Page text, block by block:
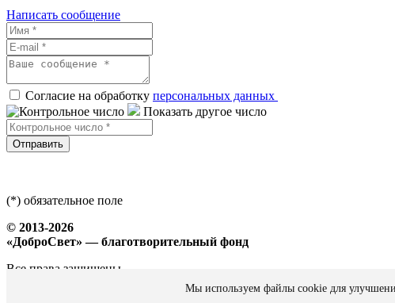
Написать сообщение
Согласие на обработку персональных данных
Показать другое число
Отправить
(*) обязательное поле
© 2013-2026
«ДоброСвет» — благотворительный фонд
Все права защищены
Мы используем файлы cookie для